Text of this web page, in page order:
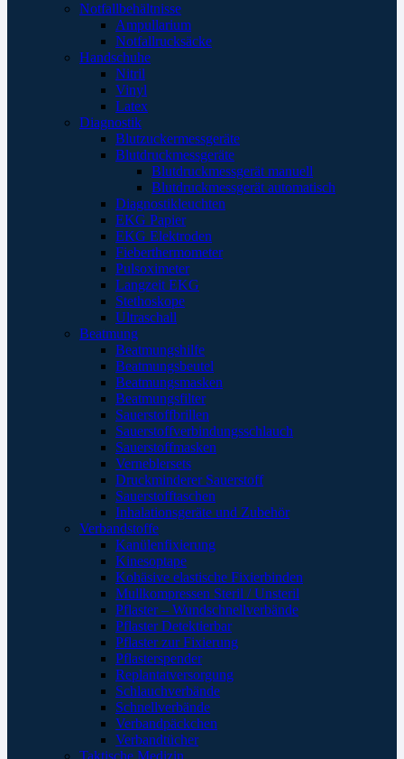
Notfallbehältnisse
Ampullarium
Notfallrucksäcke
Handschuhe
Nitril
Vinyl
Latex
Diagnostik
Blutzuckermessgeräte
Blutdruckmessgeräte
Blutdruckmessgerät manuell
Blutdruckmessgerät automatisch
Diagnostikleuchten
EKG Papier
EKG Elektroden
Fieberthermometer
Pulsoximeter
Langzeit EKG
Stethoskope
Ultraschall
Beatmung
Beatmungshilfe
Beatmungsbeutel
Beatmungsmasken
Beatmungsfilter
Sauerstoffbrillen
Sauerstoffverbindungsschlauch
Sauerstoffmasken
Verneblersets
Druckminderer Sauerstoff
Sauerstofftaschen
Inhalationsgeräte und Zubehör
Verbandstoffe
Kanülenfixierung
Kinesoptape
Kohäsive elastische Fixierbinden
Mullkompressen Steril / Unsteril
Pflaster – Wundschnellverbände
Pflaster Detektierbar
Pflaster zur Fixierung
Pflasterspender
Replantatversorgung
Schlauchverbände
Schnellverbände
Verbandpäckchen
Verbandtücher
Taktische Medizin